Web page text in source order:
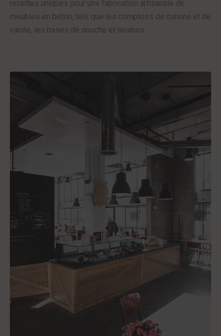
recettes uniques pour une fabrication artisanale de
meubles en béton, tels que les comptoirs de cuisine et de
vanité, les bases de douche et lavabos.